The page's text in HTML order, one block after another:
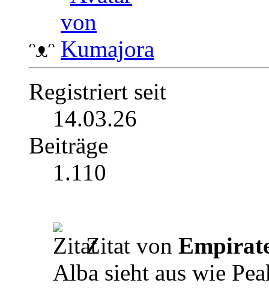
ᵔᴥᵔ
Registriert seit
14.03.26
Beiträge
1.110
Zitat von
Alba sieht aus wie